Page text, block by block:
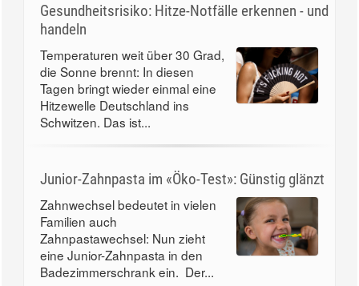
Gesundheitsrisiko: Hitze-Notfälle erkennen - und
handeln
Temperaturen weit über 30 Grad,
die Sonne brennt: In diesen
Tagen bringt wieder einmal eine
Hitzewelle Deutschland ins
Schwitzen. Das ist...
Junior-Zahnpasta im «Öko-Test»: Günstig glänzt
Zahnwechsel bedeutet in vielen
Familien auch
Zahnpastawechsel: Nun zieht
eine Junior-Zahnpasta in den
Badezimmerschrank ein. Der...